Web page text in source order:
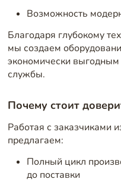
Возможность
Благодаря глубокому
мы создаем
экономически
службы.
Почему стоит
Работая с заказчиками
предлагаем:
Полный цикл
до поставки